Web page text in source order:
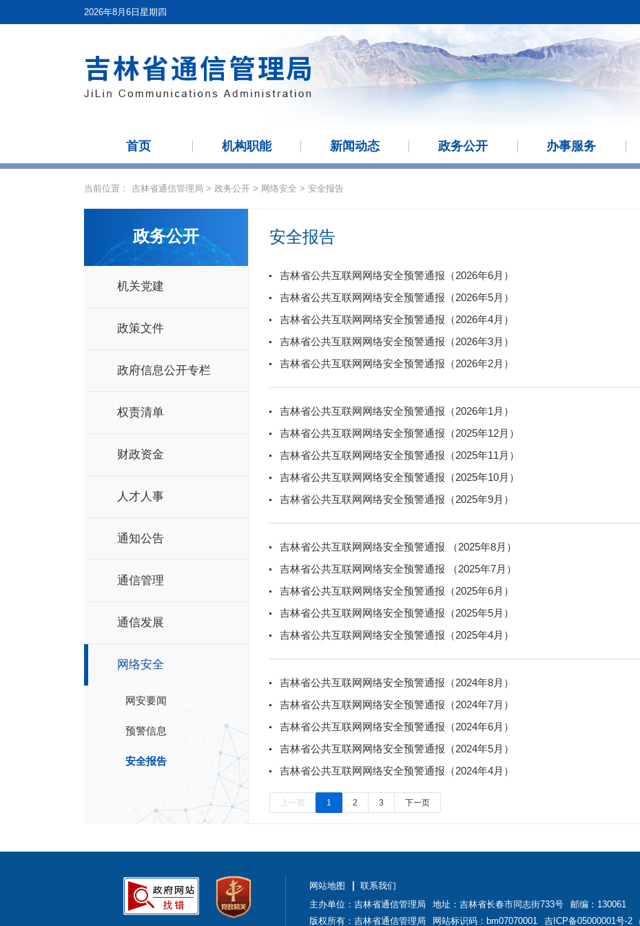
2026年8月6日星期四
首页 机构职能 新闻动态 政务公开 办事服务
当前位置： 吉林省通信管理局 > 政务公开 > 网络安全 > 安全报告
政务公开
机关党建
政策文件
政府信息公开专栏
权责清单
财政资金
人才人事
通知公告
通信管理
通信发展
网络安全
网安要闻
预警信息
安全报告
安全报告
吉林省公共互联网网络安全预警通报（2026年6月）
吉林省公共互联网网络安全预警通报（2026年5月）
吉林省公共互联网网络安全预警通报（2026年4月）
吉林省公共互联网网络安全预警通报（2026年3月）
吉林省公共互联网网络安全预警通报（2026年2月）
吉林省公共互联网网络安全预警通报（2026年1月）
吉林省公共互联网网络安全预警通报（2025年12月）
吉林省公共互联网网络安全预警通报（2025年11月）
吉林省公共互联网网络安全预警通报（2025年10月）
吉林省公共互联网网络安全预警通报（2025年9月）
吉林省公共互联网网络安全预警通报 （2025年8月）
吉林省公共互联网网络安全预警通报 （2025年7月）
吉林省公共互联网网络安全预警通报（2025年6月）
吉林省公共互联网网络安全预警通报（2025年5月）
吉林省公共互联网网络安全预警通报（2025年4月）
吉林省公共互联网网络安全预警通报（2024年8月）
吉林省公共互联网网络安全预警通报（2024年7月）
吉林省公共互联网网络安全预警通报（2024年6月）
吉林省公共互联网网络安全预警通报（2024年5月）
吉林省公共互联网网络安全预警通报（2024年4月）
上一页 1 2 3 下一页
网站地图
联系我们
主办单位：吉林省通信管理局
地址：吉林省长春市同志街733号
邮编：130061
版权所有：吉林省通信管理局
网站标识码：bm07070001 吉ICP备05000001号-2